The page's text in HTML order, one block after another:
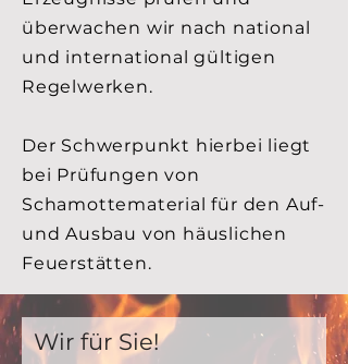
überwachen wir nach national
und international gültigen
Regelwerken.
Der Schwerpunkt hierbei liegt
bei Prüfungen von
Schamottematerial für den Auf-
und Ausbau von häuslichen
Feuerstätten.
Wir für Sie!